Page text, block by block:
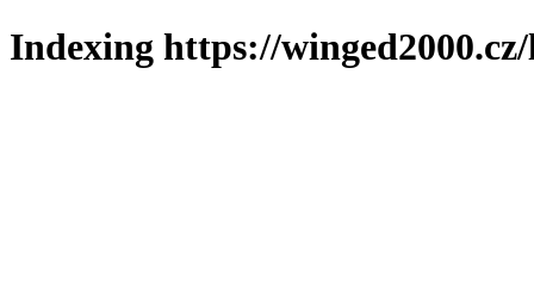
Indexing https://